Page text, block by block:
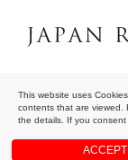
This website uses
contents that are viewed.
the details. If you
ACCEPT